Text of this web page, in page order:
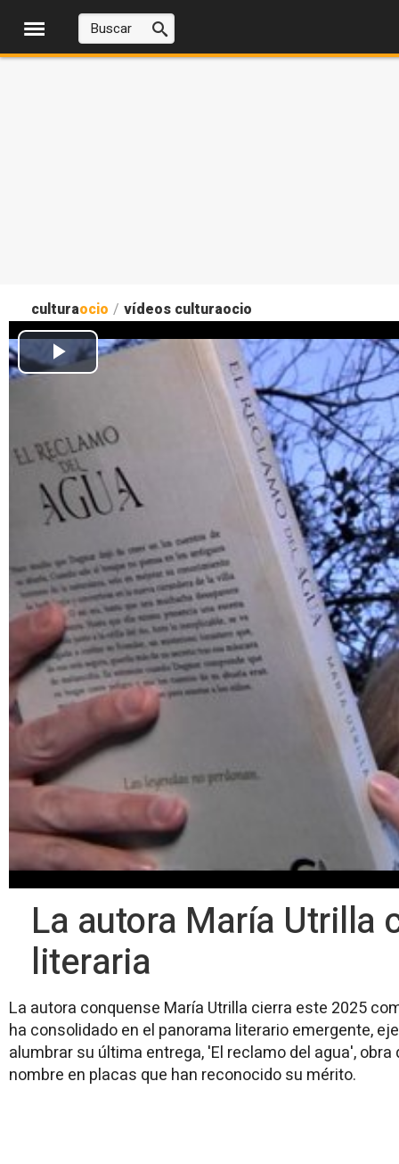
culturaocio / vídeos culturaocio
La autora María
literaria
La autora conquense María Utrilla cierra este 2025
ha consolidado en el panorama literario emergente,
alumbrar su última entrega, 'El reclamo del agua',
nombre en placas que han reconocido su mérito.